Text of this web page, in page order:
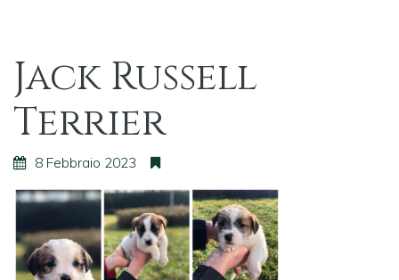
Jack Russell
Terrier
8 Febbraio 2023